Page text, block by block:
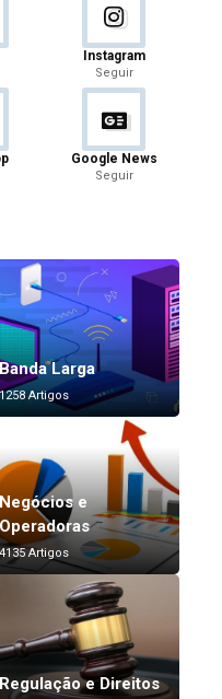
Instagram
Seguir
Google News
Seguir
Banda Larga
1258 Artigos
Negócios e
Operadoras
4135 Artigos
Regulação e Direitos